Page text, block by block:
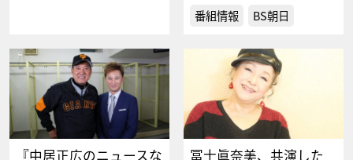
番組情報 BS朝日
『中居正広のニュースな
冨士眞奈美、共演した